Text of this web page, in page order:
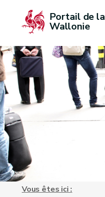
Portail de
Wallonie
Vous êtes ici :